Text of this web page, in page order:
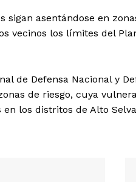
sigan asentándose en
vecinos los límites del
de Defensa Nacional y
de riesgo, cuya
los distritos de Alto